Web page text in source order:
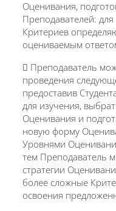
Оценивания,
Преподавателей:
Критериев
оцениваемым
 Преподаватель
проведения
предоставив
для изучения,
Оценивания и
новую форму
Уровнями
тем Преподаватель
стратегии
более сложные
освоения